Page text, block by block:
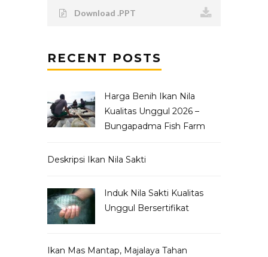
Download .PPT
RECENT POSTS
Harga Benih Ikan Nila
Kualitas Unggul 2026 –
Bungapadma Fish Farm
Deskripsi Ikan Nila Sakti
Induk Nila Sakti Kualitas
Unggul Bersertifikat
Ikan Mas Mantap, Majalaya Tahan